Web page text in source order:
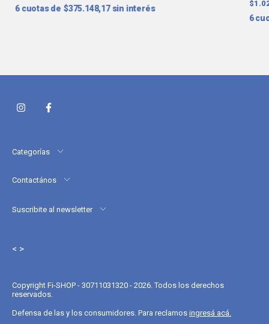
6 $375.148,17 sin interés
6
Categorías
Contactános
Suscribite al newsletter
< >
Copyright Fi-SHOP - 30711031320 - 2026. Todos los derechos
reservados.
Defensa de las y los consumidores. Para reclamos ingresá acá.